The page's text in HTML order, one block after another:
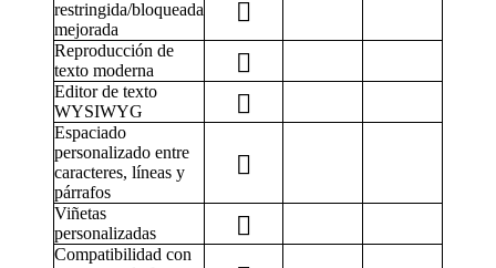
restringida/bloqueada
mejorada
Reproducción de
texto moderna
Editor de texto
WYSIWYG
Espaciado
personalizado entre
caracteres, líneas y
párrafos
Viñetas
personalizadas
Compatibilidad con